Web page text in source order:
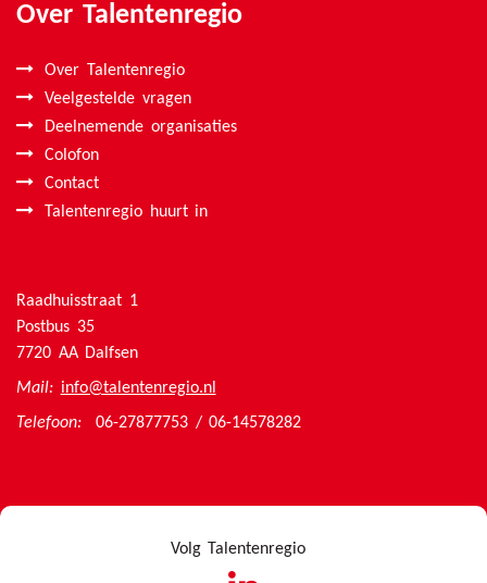
Over Talentenregio
Over Talentenregio
Veelgestelde vragen
Deelnemende organisaties
Colofon
Contact
Talentenregio huurt in
Raadhuisstraat 1
Postbus 35
7720 AA Dalfsen
Mail: info@talentenregio.nl
Telefoon: 06-27877753 / 06-14578282
Volg Talentenregio